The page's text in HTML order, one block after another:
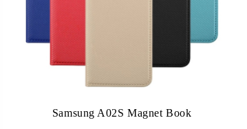
Samsung A02S Magnet Book